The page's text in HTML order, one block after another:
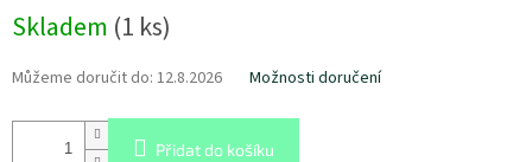
cena:
Skladem (1 ks)
Můžeme doručit do: 12.8.2026 Možnosti doručení
Přidat do košíku